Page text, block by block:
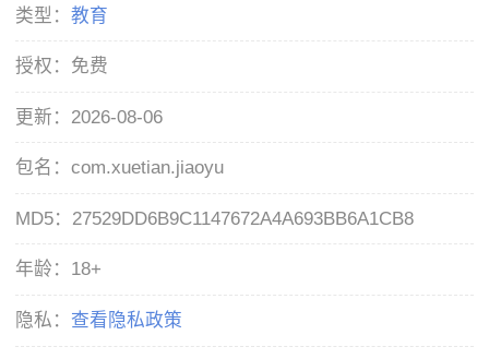
类型：教育
授权： 免费
更新： 2026-08-06
包名：com.xuetian.jiaoyu
MD5： 27529DD6B9C1147672A4A693BB6A1CB8
年龄： 18+
隐私： 查看隐私政策